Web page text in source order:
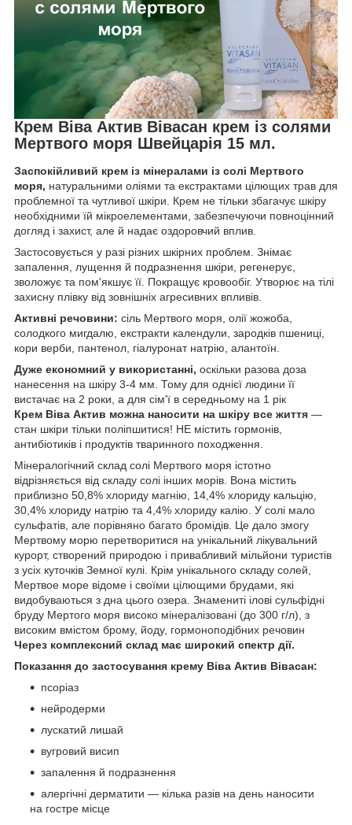
Крем Віва Актив Вівасан крем із солями
Мертвого моря Швейцарія 15 мл.
Заспокійливий крем із мінералами із солі Мертвого
моря, натуральними оліями та екстрактами цілющих трав для
проблемної та чутливої шкіри. Крем не тільки збагачує шкіру
необхідними їй мікроелементами, забезпечуючи повноцінний
догляд і захист, але й надає оздоровчий вплив.
Застосовується у разі різних шкірних проблем. Знімає
запалення, лущення й подразнення шкіри, регенерує,
зволожує та пом'якшує її. Покращує кровообіг. Утворює на тілі
захисну плівку від зовнішніх агресивних впливів.
Активні речовини: сіль Мертвого моря, олії жожоба,
солодкого мигдалю, екстракти календули, зародків пшениці,
кори верби, пантенол, гіалуронат натрію, алантоїн.
Дуже економний у використанні, оскільки разова доза
нанесення на шкіру 3-4 мм. Тому для однієї людини її
вистачає на 2 роки, а для сім'ї в середньому на 1 рік
Крем Віва Актив можна наносити на шкіру все життя —
стан шкіри тільки поліпшитися! НЕ містить гормонів,
антибіотиків і продуктів тваринного походження.
Мінералогічний склад солі Мертвого моря істотно
відрізняється від складу солі інших морів. Вона містить
приблизно 50,8% хлориду магнію, 14,4% хлориду кальцію,
30,4% хлориду натрію та 4,4% хлориду калію. У солі мало
сульфатів, але порівняно багато бромідів. Це дало змогу
Мертвому морю перетворитися на унікальний лікувальний
курорт, створений природою і привабливий мільйони туристів
з усіх куточків Земної кулі. Крім унікального складу солей,
Мертвое море відоме і своїми цілющими брудами, які
видобуваються з дна цього озера. Знамениті ілові сульфідні
бруду Мертого моря високо мінералізовані (до 300 г/л), з
високим вмістом брому, йоду, гормоноподібних речовин
Через комплексний склад має широкий спектр дії.
Показання до застосування крему Віва Актив Вівасан:
псоріаз
нейродерми
лускатий лишай
вугровий висип
запалення й подразнення
алергічні дерматити — кілька разів на день наносити
на гостре місце